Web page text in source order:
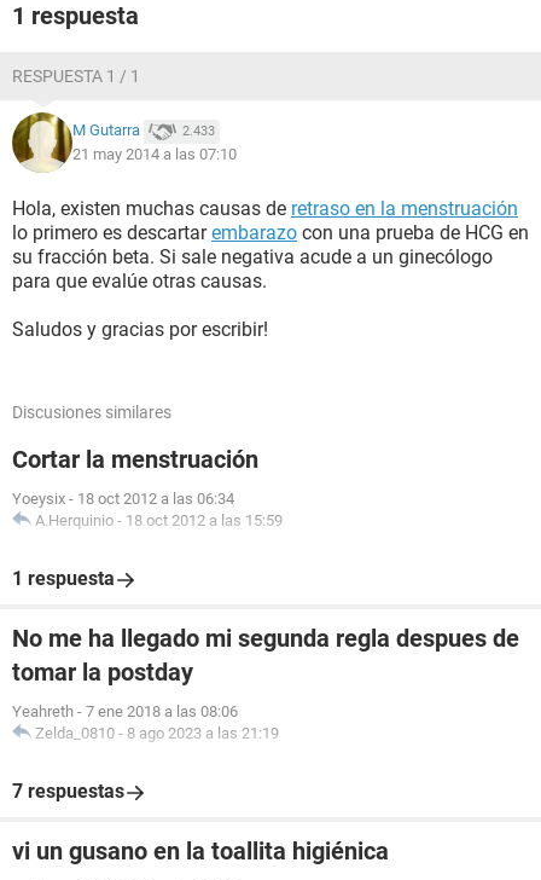
1 respuesta
RESPUESTA 1 / 1
M Gutarra 2.433
21 may 2014 a las 07:10
Hola, existen muchas causas de retraso en la menstruación
lo primero es descartarembarazo con una prueba de HCG en
su fracción beta. Si sale negativa acude a un ginecólogo
para que evalúe otras causas.
Saludos y gracias por escribir!
Discusiones similares
Cortar la menstruación
Yoeysix - 18 oct 2012 a las 06:34
A.Herquinio - 18 oct 2012 a las 15:59
1 respuesta
No me ha llegado mi segunda regla despues de
tomar la postday
Yeahreth - 7 ene 2018 a las 08:06
Zelda_0810 - 8 ago 2023 a las 21:19
7 respuestas
vi un gusano en la toallita higiénica